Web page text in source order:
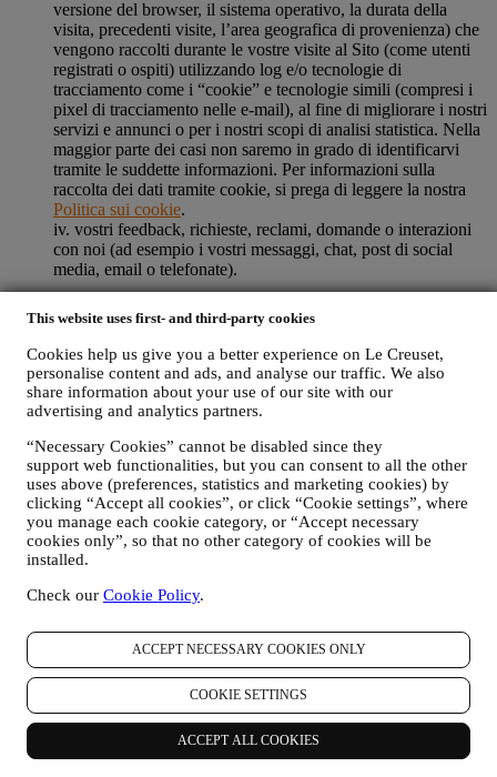
This website uses first- and third-party cookies
Cookies help us give you a better experience on Le Creuset,
personalise content and ads, and analyse our traffic. We also
share information about your use of our site with our
advertising and analytics partners.
“Necessary Cookies” cannot be disabled since they
support web functionalities, but you can consent to all the other
uses above (preferences, statistics and marketing cookies) by
clicking “Accept all cookies”, or click “Cookie settings”, where
you manage each cookie category, or “Accept necessary
cookies only”, so that no other category of cookies will be
installed.
Check our Cookie Policy.
ACCEPT NECESSARY COOKIES ONLY
COOKIE SETTINGS
ACCEPT ALL COOKIES
versione del browser, il sistema operativo, la durata della
visita, precedenti visite, l’area geografica di provenienza) che
vengono raccolti durante le vostre visite al Sito (come utenti
registrati o ospiti) utilizzando log e/o tecnologie di
tracciamento come i “cookie” e tecnologie simili (compresi i
pixel di tracciamento nelle e-mail), al fine di migliorare i nostri
servizi e annunci o per i nostri scopi di analisi statistica. Nella
maggior parte dei casi non saremo in grado di identificarvi
tramite le suddette informazioni. Per informazioni sulla
raccolta dei dati tramite cookie, si prega di leggere la nostra
Politica sui cookie.
iv. vostri feedback, richieste, reclami, domande o interazioni
con noi (ad esempio i vostri messaggi, chat, post di social
media, email o telefonate).
che ci conferite in altro modo vengono protetti come indicato nel
presente documento e voi avete i diritti alla privacy di cui al
paragrafo h di seguito.
B) CHI RACCOGLIE I VOSTRI DATI?
Il titolare del trattamento dei dati dei servizi di e-commerce offerti
presso Milano, Viale Tunisia 38.
Se acconsenti a ricevere le nostre comunicazioni marketing entrerai
a far parte del database consumatori del Gruppo Le Creuset che è
gestito, in qualità di contitolari del trattamento, da Le Creuset Italia
s.r.l. e Le Creuset Group AG con sede legale in Neuhofstrasse 4,
6340 Baar, Svizzera. (che ha designato come rappresentate per
l’Unione Europea Le Creuset SL, P. iva B62153630, con uffici in
Paseo de Gracia 9, 2º - 08007, Barcelona, Spagna), sulla base di un
accordo di contitolarità che prevede essenzialmente che:
(a) Le Creuset Group AG sia responsabile della strategia generale
relativa al marketing e all’esperienza personalizzata del
consumatore;
(b) le entità locali di Le Creuset beneficino e implementino tale
strategia, sviluppando anche in modo indipendente comunicazioni
ed iniziative di marketing a livello locale (all'interno di un
determinato Paese);